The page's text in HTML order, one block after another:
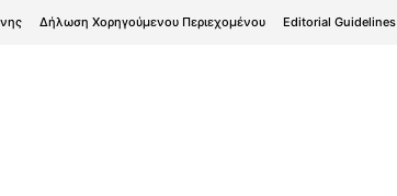
Δήλωση Χορηγούμενου Περιεχομένου Editorial Guidelines